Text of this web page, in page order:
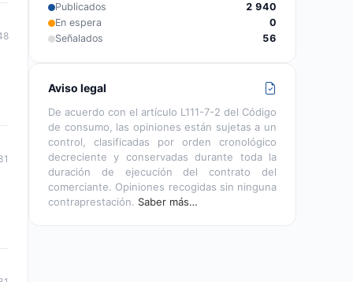
Publicados
2 940
En espera
0
Señalados
56
Aviso legal
De acuerdo con el artículo L111-7-2 del Código
de consumo, las opiniones están sujetas a un
control, clasificadas por orden cronológico
decreciente y conservadas durante toda la
duración de ejecución del contrato del
comerciante. Opiniones recogidas sin ninguna
contraprestación. Saber más…